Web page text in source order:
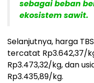
sebagai beban
ekosistem sawit.
Selanjutnya, harga
tercatat Rp3.642,37/
Rp3.473,32/kg, dan
Rp3.435,89/kg.